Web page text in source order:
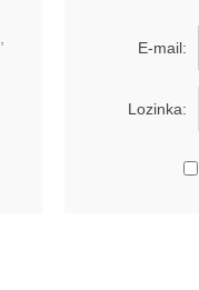
E-mail:
Lozinka: